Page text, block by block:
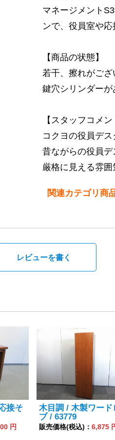
マネージメント
ンで、役員室や
【商品の状態】
若干、擦れがござ
鍵穴シリンダーが
【スタッフコメン
コクヨの役員デス
昔ながらの役員
厳格に見える雰囲
関連カテゴリ商
レビューを書く
接そ
円
木目調 / 木製ワード
ブ / 63779
販売価格(税込)： 6,875